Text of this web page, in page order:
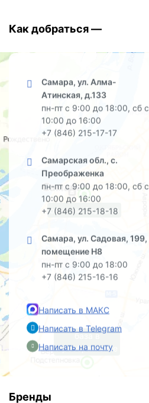
Как добраться —
Самара, ул. Алма-
Атинская, д.133
пн-пт с 9:00 до 18:00, сб с
10:00 до 16:00
+7 (846) 215-17-17
Самарская обл., с.
Преображенка
пн-пт с 9:00 до 18:00, сб с
10:00 до 16:00
+7 (846) 215-18-18
Самара, ул. Садовая, 199,
помещение Н8
пн-пт с 9:00 до 18:00
+7 (846) 215-16-16
Написать в МАКС
Написать в Telegram
Написать на почту
офис на Садовой
база в
Преображенке
Бренды